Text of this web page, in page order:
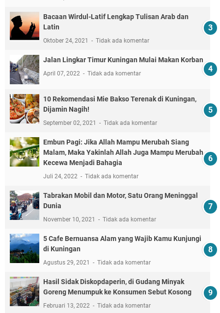
Bacaan Wirdul-Latif Lengkap Tulisan Arab dan
Latin
Oktober 24, 2021 Tidak ada komentar
Jalan Lingkar Timur Kuningan Mulai Makan Korban
April 07, 2022 Tidak ada komentar
10 Rekomendasi Mie Bakso Terenak di Kuningan,
Dijamin Nagih!
September 02, 2021 Tidak ada komentar
Embun Pagi: Jika Allah Mampu Merubah Siang
Malam, Maka Yakinlah Allah Juga Mampu Merubah
Kecewa Menjadi Bahagia
Juli 24, 2022 Tidak ada komentar
Tabrakan Mobil dan Motor, Satu Orang Meninggal
Dunia
November 10, 2021 Tidak ada komentar
5 Cafe Bernuansa Alam yang Wajib Kamu Kunjungi
di Kuningan
Agustus 29, 2021 Tidak ada komentar
Hasil Sidak Diskopdaperin, di Gudang Minyak
Goreng Menumpuk ke Konsumen Sebut Kosong
Februari 13, 2022 Tidak ada komentar